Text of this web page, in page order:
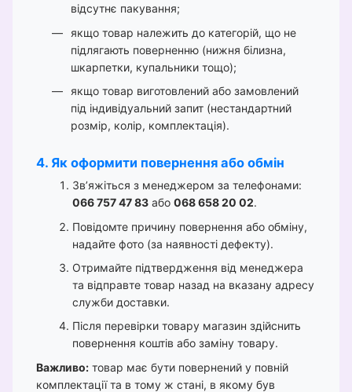
відсутнє пакування;
якщо товар належить до категорій, що не
підлягають поверненню (нижня білизна,
шкарпетки, купальники тощо);
якщо товар виготовлений або замовлений
під індивідуальний запит (нестандартний
розмір, колір, комплектація).
4. Як оформити повернення або обмін
Зв’яжіться з менеджером за телефонами:
066 757 47 83 або 068 658 20 02.
Повідомте причину повернення або обміну,
надайте фото (за наявності дефекту).
Отримайте підтвердження від менеджера
та відправте товар назад на вказану адресу
служби доставки.
Після перевірки товару магазин здійснить
повернення коштів або заміну товару.
Важливо: товар має бути повернений у повній
комплектації та в тому ж стані, в якому був